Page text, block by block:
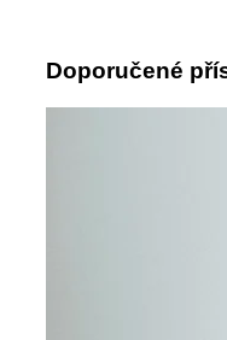
Doporučené